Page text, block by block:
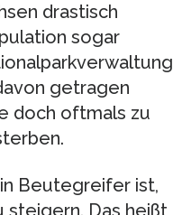
drastisch
sogar
getragen
doch oftmals zu
Beutegreifer ist,